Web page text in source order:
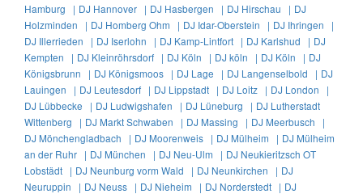
Hamburg | DJ Hannover | DJ Hasbergen | DJ Hirschau | DJ
Holzminden | DJ Homberg Ohm | DJ Idar-Oberstein | DJ Ihringen |
DJ Illerrieden | DJ Iserlohn | DJ Kamp-Lintfort | DJ Karlshud | DJ
Kempten | DJ Kleinröhrsdorf | DJ Köln | DJ köln | DJ Köln | DJ
Königsbrunn | DJ Königsmoos | DJ Lage | DJ Langenselbold | DJ
Lauingen | DJ Leutesdorf | DJ Lippstadt | DJ Loitz | DJ London |
DJ Lübbecke | DJ Ludwigshafen | DJ Lüneburg | DJ Lutherstadt
Wittenberg | DJ Markt Schwaben | DJ Massing | DJ Meerbusch |
DJ Mönchengladbach | DJ Moorenweis | DJ Mülheim | DJ Mülheim
an der Ruhr | DJ München | DJ Neu-Ulm | DJ Neukieritzsch OT
Lobstädt | DJ Neunburg vorm Wald | DJ Neunkirchen | DJ
Neuruppin | DJ Neuss | DJ Nieheim | DJ Norderstedt | DJ